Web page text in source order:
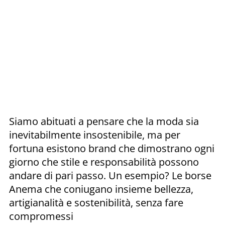
Siamo abituati a pensare che la moda sia
inevitabilmente insostenibile, ma per
fortuna esistono brand che dimostrano ogni
giorno che stile e responsabilità possono
andare di pari passo. Un esempio? Le borse
Anema che coniugano insieme bellezza,
artigianalità e sostenibilità, senza fare
compromessi